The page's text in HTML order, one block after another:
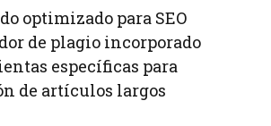
optimizado para SEO
de plagio incorporado
específicas para
de artículos largos